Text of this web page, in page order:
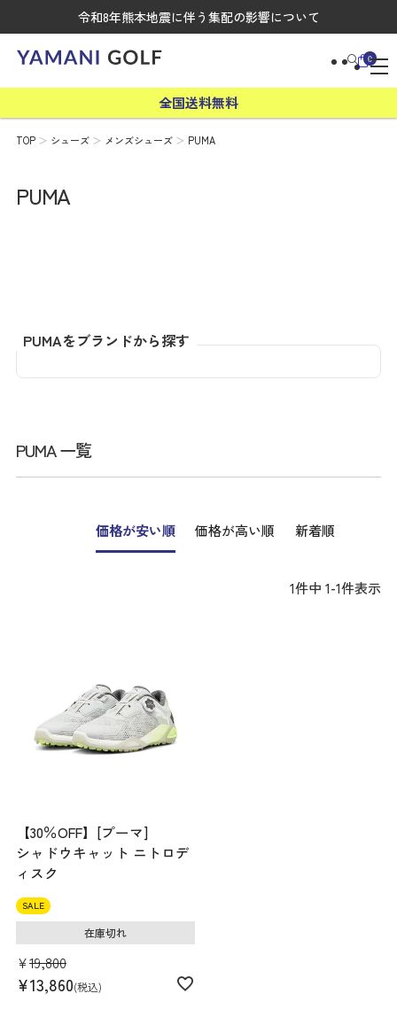
令和8年熊本地震に伴う集配の影響について
0
全国送料無料
TOP シューズ メンズシューズ PUMA
PUMA
PUMAをブランドから探す
PUMA 一覧
価格が安い順 価格が高い順 新着順
1件中 1-1件表示
【30％OFF】[プーマ]
シャドウキャット ニトロデ
ィスク
SALE
¥19,800
¥13,860 税込
在庫切れ